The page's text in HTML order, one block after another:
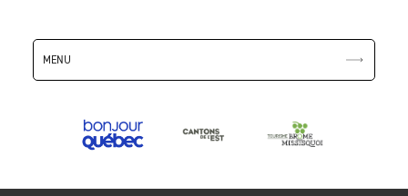
MENU